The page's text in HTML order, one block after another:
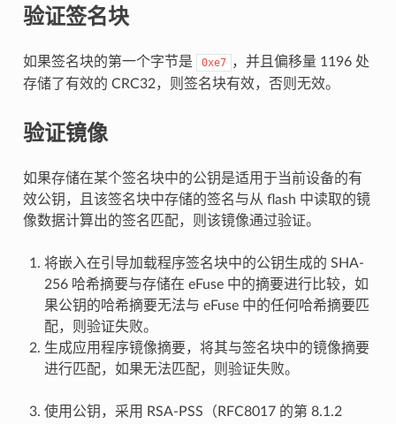
验证签名块
如果签名块的第一个字节是 0xe7 ，并且偏移量 1196 处
存储了有效的 CRC32，则签名块有效，否则无效。
验证镜像
如果存储在某个签名块中的公钥是适用于当前设备的有
效公钥，且该签名块中存储的签名与从 flash 中读取的镜
像数据计算出的签名匹配，则该镜像通过验证。
将嵌入在引导加载程序签名块中的公钥生成的 SHA-
256 哈希摘要与存储在 eFuse 中的摘要进行比较，如
果公钥的哈希摘要无法与 eFuse 中的任何哈希摘要匹
配，则验证失败。
生成应用程序镜像摘要，将其与签名块中的镜像摘要
进行匹配，如果无法匹配，则验证失败。
使用公钥，采用 RSA-PSS（RFC8017 的第 8.1.2